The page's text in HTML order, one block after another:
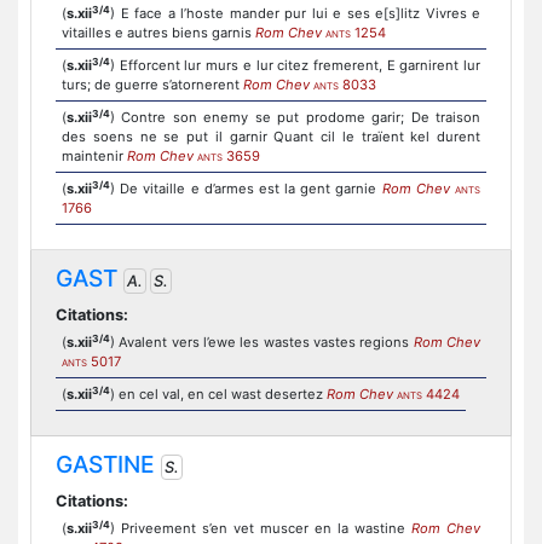
(s.xii3/4) E face a l’hoste mander pur lui e ses e[s]litz Vivres e
vitailles e autres biens garnis Rom Chev ANTS 1254
(s.xii3/4) Efforcent lur murs e lur citez fremerent, E garnirent lur
turs; de guerre s’atornerent Rom Chev ANTS 8033
(s.xii3/4) Contre son enemy se put prodome garir; De traison
des soens ne se put il garnir Quant cil le traïent kel durent
maintenir Rom Chev ANTS 3659
(s.xii3/4) De vitaille e d’armes est la gent garnie Rom Chev ANTS
1766
GAST A.
S.
Citations:
(s.xii3/4) Avalent vers l’ewe les wastes vastes regions Rom Chev
ANTS 5017
(s.xii3/4) en cel val, en cel wast desertez Rom Chev ANTS 4424
GASTINE S.
Citations:
(s.xii3/4) Priveement s’en vet muscer en la wastine Rom Chev